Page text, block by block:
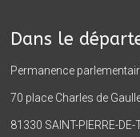
Dans le
Permanence
70 place Charles de
81330 SAINT-PIERRE-DE-